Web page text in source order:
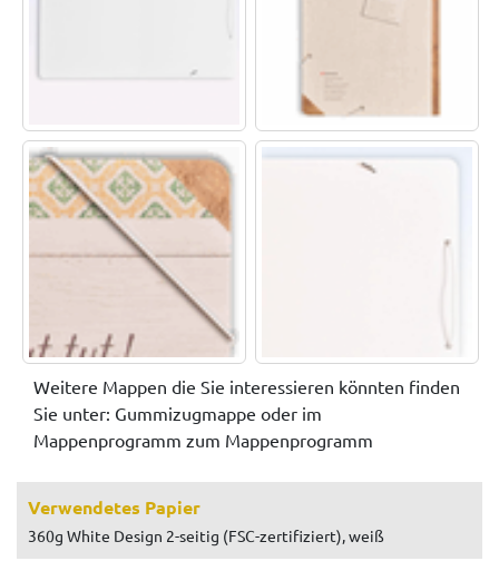
Weitere Mappen die Sie interessieren könnten finden
Sie unter: Gummizugmappe oder im
Mappenprogramm zum Mappenprogramm
Verwendetes Papier
360g White Design 2-seitig (FSC-zertifiziert), weiß